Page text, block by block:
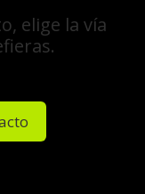
elige la vía